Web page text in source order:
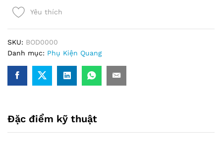
Yêu thích
SKU: BOD0000
Danh mục: Phụ Kiện Quang
Đặc điểm kỹ thuật